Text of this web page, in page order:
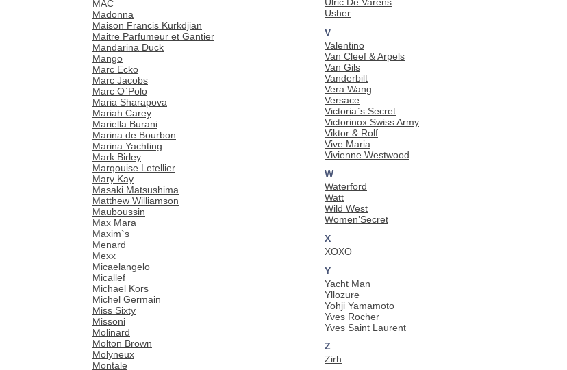
MAC
Madonna
Maison Francis Kurkdjian
Maitre Parfumeur et Gantier
Mandarina Duck
Mango
Marc Ecko
Marc Jacobs
Marc O`Polo
Maria Sharapova
Mariah Carey
Mariella Burani
Marina de Bourbon
Marina Yachting
Mark Birley
Marqouise Letellier
Mary Kay
Masaki Matsushima
Matthew Williamson
Mauboussin
Max Mara
Maxim`s
Menard
Mexx
Micaelangelo
Micallef
Michael Kors
Michel Germain
Miss Sixty
Missoni
Molinard
Molton Brown
Molyneux
Montale
Ulric De Varens
Usher
V
Valentino
Van Cleef & Arpels
Van Gils
Vanderbilt
Vera Wang
Versace
Victoria`s Secret
Victorinox Swiss Army
Viktor & Rolf
Vive Maria
Vivienne Westwood
W
Waterford
Watt
Wild West
Women’Secret
X
XOXO
Y
Yacht Man
Yllozure
Yohji Yamamoto
Yves Rocher
Yves Saint Laurent
Z
Zirh